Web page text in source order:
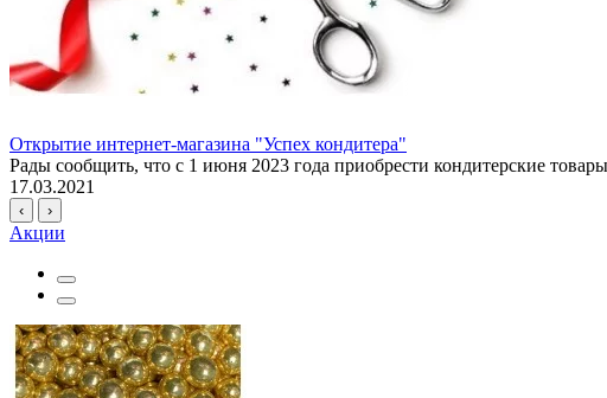
Открытие интернет-магазина "Успех кондитера"
Рады сообщить, что с 1 июня 2023 года приобрести кондитерские
17.03.2021
‹ ›
Акции